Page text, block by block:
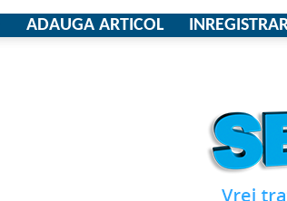
ADAUGA ARTICOL